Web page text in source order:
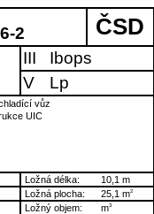
2 ČSD
III
Ibops
V
Lp
vůz
UIC
Ložná délka:
10,1 m
Ložná plocha: 25,1 m2
Ložný objem: m3